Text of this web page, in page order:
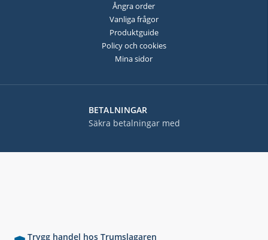
Trygg handel hos Trumslagaren
BETALNINGAR
Säkra betalningar med
Ångra order
Vanliga frågor
Produktguide
Policy och cookies
Mina sidor